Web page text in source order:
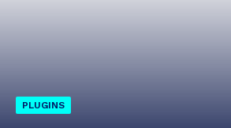
PLUGINS